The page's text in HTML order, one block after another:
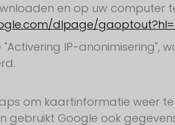
en op uw computer
dlpage/
IP-anonimisering",
om kaartinformatie weer
gebruikt Google ook